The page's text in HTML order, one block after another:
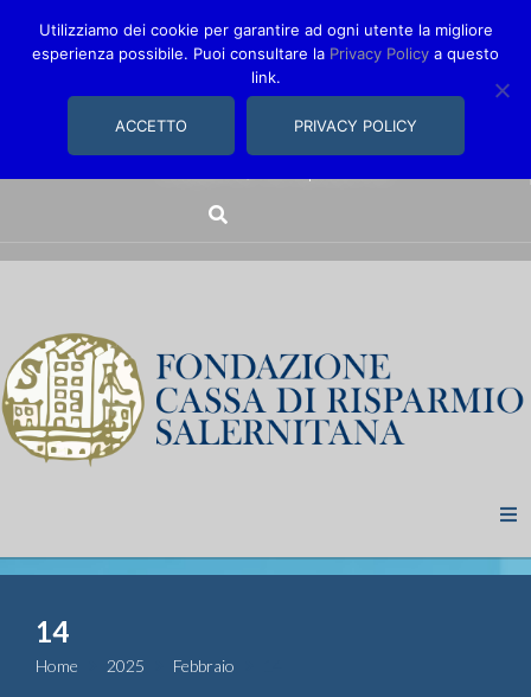
comunica@fondazionecarisal.it089 230611
Fondazione
Attività
14
Home 2025 Febbraio
Utilizziamo dei cookie per garantire ad ogni utente la migliore
esperienza possibile. Puoi consultare la Privacy Policy a questo
link.
ACCETTO PRIVACY POLICY